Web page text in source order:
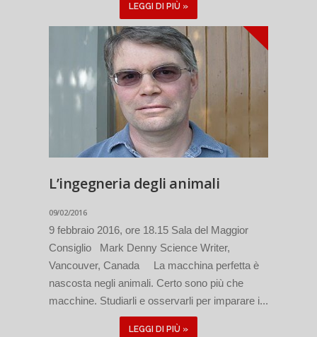
LEGGI DI PIÙ »
L’ingegneria degli animali
09/02/2016
9 febbraio 2016, ore 18.15 Sala del Maggior
Consiglio Mark Denny Science Writer,
Vancouver, Canada La macchina perfetta è
nascosta negli animali. Certo sono più che
macchine. Studiarli e osservarli per imparare i...
LEGGI DI PIÙ »